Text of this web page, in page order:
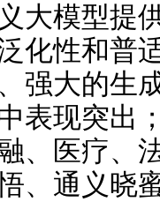
大模型提
化性和普
强大的生
表现突出
、医疗、
、通义晓